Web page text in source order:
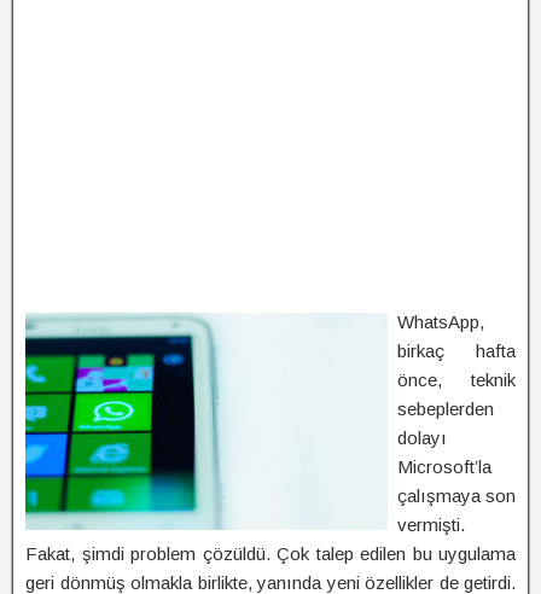
WhatsApp,
birkaç hafta
önce, teknik
sebeplerden
dolayı
Microsoft’la
çalışmaya son
vermişti.
Fakat, şimdi problem çözüldü. Çok talep edilen bu uygulama
geri dönmüş olmakla birlikte, yanında yeni özellikler de getirdi.